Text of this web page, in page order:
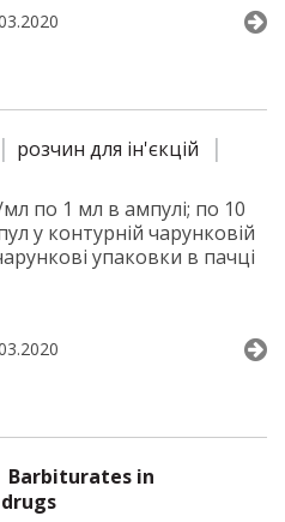
розчин для ін'єкцій
по 1 мл в ампулі; по 10
у контурній чарунковій
упаковки в пачці
Barbiturates in